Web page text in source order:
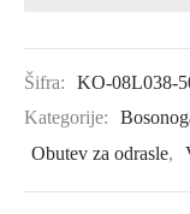
Šifra:
KO-08L038-
Kategorije:
Obutev za odrasle,